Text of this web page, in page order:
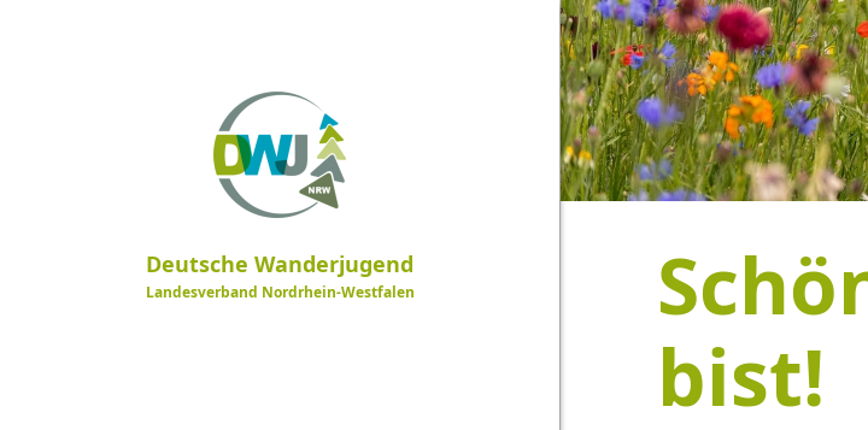
Deutsche Wanderjugend
Landesverband Nordrhein-Westfalen
bist!